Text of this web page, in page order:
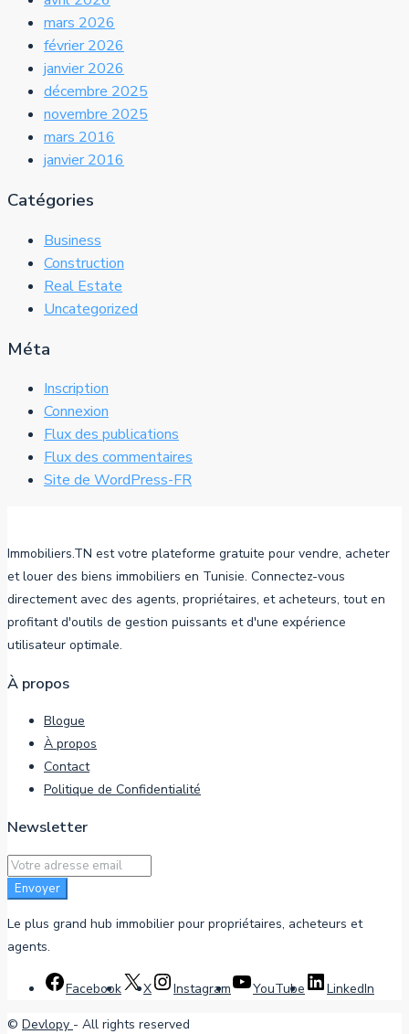
mars 2026
février 2026
janvier 2026
décembre 2025
novembre 2025
mars 2016
janvier 2016
Catégories
Business
Construction
Real Estate
Uncategorized
Méta
Inscription
Connexion
Flux des publications
Flux des commentaires
Site de WordPress-FR
Immobiliers.TN est votre plateforme gratuite pour vendre, acheter
et louer des biens immobiliers en Tunisie. Connectez-vous
directement avec des agents, propriétaires, et acheteurs, tout en
profitant d'outils de gestion puissants et d'une expérience
utilisateur optimale.
À propos
Blogue
À propos
Contact
Politique de Confidentialité
Newsletter
Envoyer
Le plus grand hub immobilier pour propriétaires, acheteurs et
agents.
Facebook X Instagram YouTube LinkedIn
© Devlopy - All rights reserved